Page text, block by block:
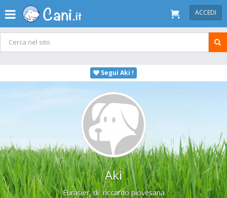
ACCEDI
Segui Aki !
Aki
Eurasierdiriccardo piovesana